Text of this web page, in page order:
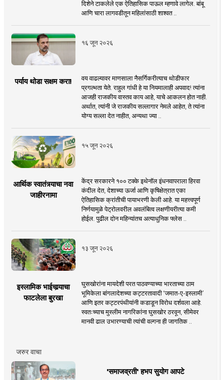
दिशेने टाकलेले एक ऐतिहासिक पाऊल म्हणावे लागेल. बांबू
आणि चारा लागवडीतून महिलांसाठी शाश्वत ..
१६ जून २०२६
पर्याय थोडा सक्षम करा!
वय वाढल्यावर माणसाला नैसर्गिकरीत्याच थोडीफार
प्रगल्भता येते. राहुल गांधी हे या नियमालाही अपवाद! त्यांना
आजही राजकीय वास्तव काय आहे, याचे आकलन होत नाही.
अर्थात, त्यांनी जे राजकीय सल्लागार नेमले आहेत, ते त्यांना
योग्य सल्ला देत नाहीत, अन्यथा ज्या ..
१५ जून २०२६
आर्थिक स्वातंत्र्याचा नवा
जाहीरनामा
केंद्र सरकारने १०० टक्के इथेनॉल इंधनवापराला हिरवा
कंदील देत, देशाच्या ऊर्जा आणि कृषिक्षेत्रात एका
ऐतिहासिक क्रांतीची पायाभरणी केली आहे. या महत्त्वपूर्ण
निर्णयामुळे पेट्रोलवरील अवलंबित्व लक्षणीयरीत्या कमी
होईल. पुढील दोन महिन्यांतच अत्याधुनिक फ्लेस ..
१३ जून २०२६
इस्लामिक भाईचार्‍याचा
फाटलेला बुरखा
घुसखोरांना मायदेशी परत पाठवण्याच्या भारताच्या ठाम
भूमिकेला बांगलादेशच्या कट्टरतावादी ‘जमात-ए-इस्लामी’
आणि इतर कट्टरपंथीयांनी कडाडून विरोध दर्शवला आहे.
स्वतःच्याच मुस्लीम नागरिकांना घुसखोर ठरवून, सीमेवर
मानवी ढाल उभारण्याची त्यांची वल्गना ही जागतिक ..
जरुर वाचा
'समाजव्रती' हभप सुयोग आपटे